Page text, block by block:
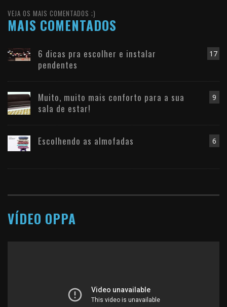
VEJA OS MAIS COMENTADOS ;)
MAIS COMENTADOS
17
6 dicas pra escolher e instalar
pendentes
9
Muito, muito mais conforto para a sua
sala de estar!
6
Escolhendo as almofadas
VÍDEO OPPA